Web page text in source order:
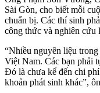
Sài Gòn, cho biết mỗi
chuẩn bị. Các thí sinh
công thức và nghiên cứu
“Nhiều nguyên liệu
Việt Nam. Các bạn phải
Đó là chưa kể đến chi
khoản phát sinh khác”,